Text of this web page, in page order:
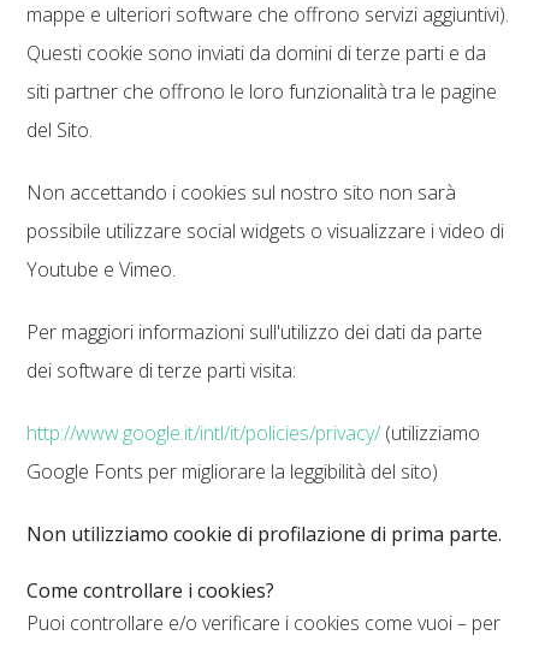
mappe e ulteriori software che offrono servizi aggiuntivi).
Questi cookie sono inviati da domini di terze parti e da
siti partner che offrono le loro funzionalità tra le pagine
del Sito.
Non accettando i cookies sul nostro sito non sarà
possibile utilizzare social widgets o visualizzare i video di
Youtube e Vimeo.
Per maggiori informazioni sull'utilizzo dei dati da parte
dei software di terze parti visita:
http://www.google.it/intl/it/policies/privacy/ (utilizziamo
Google Fonts per migliorare la leggibilità del sito)
Non utilizziamo cookie di profilazione di prima parte.
Come controllare i cookies?
Puoi controllare e/o verificare i cookies come vuoi – per